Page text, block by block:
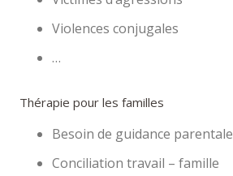
Violences conjugales
…
Thérapie pour les familles
Besoin de guidance parentale
Conciliation travail – famille